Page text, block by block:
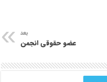
بعد
عضو حقوقی انجمن